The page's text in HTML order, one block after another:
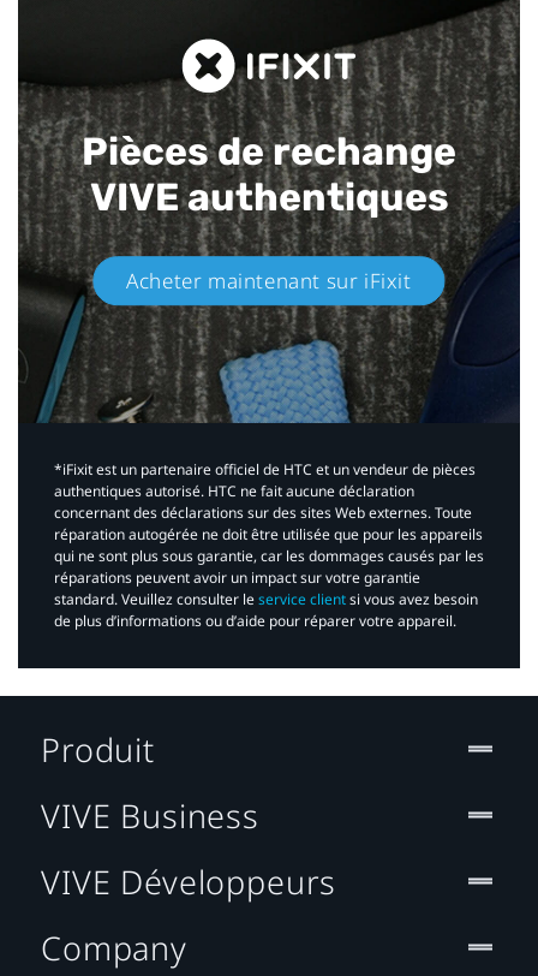
Pièces de rechange
VIVE authentiques​
Acheter maintenant sur iFixit​
*iFixit est un partenaire officiel de HTC et un vendeur de pièces
authentiques autorisé. HTC ne fait aucune déclaration
concernant des déclarations sur des sites Web externes. Toute
réparation autogérée ne doit être utilisée que pour les appareils
qui ne sont plus sous garantie, car les dommages causés par les
réparations peuvent avoir un impact sur votre garantie
standard. Veuillez consulter leservice clientsi vous avez besoin
de plus d’informations ou d’aide pour réparer votre appareil.​
Produit
VIVE Business
VIVE Développeurs
Company